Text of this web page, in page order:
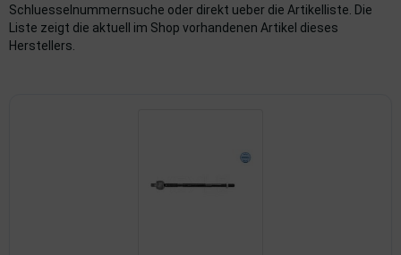
Schluesselnummernsuche oder direkt ueber die Artikelliste. Die
Liste zeigt die aktuell im Shop vorhandenen Artikel dieses
Herstellers.